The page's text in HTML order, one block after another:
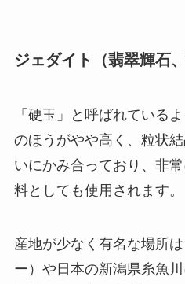
ジェダイト（翡翠輝石、
「硬玉」と呼ばれている
のほうがやや高く、粒状
いにかみ合っており、非
料としても使用されます。
産地が少なく有名な場所
ー）や日本の新潟県糸魚